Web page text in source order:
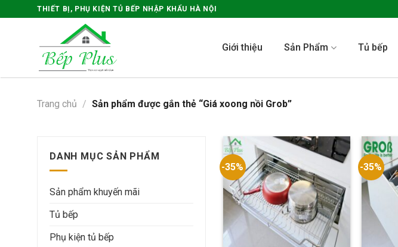
to
THIẾT BỊ, PHỤ KIỆN TỦ BẾP NHẬP KHẨU HÀ NỘI
Giới thiệu Sản Phẩm Tủ bếp
Trang chủ / Sản phẩm được gắn thẻ “Giá xoong nồi Grob”
DANH MỤC SẢN PHẨM
Sản phẩm khuyến mãi
Tủ bếp
Phụ kiện tủ bếp
-35% -35%